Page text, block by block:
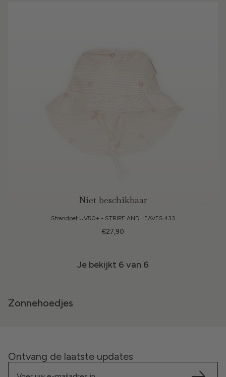
Niet beschikbaar
Strandpet UV50+ - STRIPE AND LEAVES 433
€27,90
Je bekijkt 6 van 6
Zonnehoedjes
Ontvang de laatste updates